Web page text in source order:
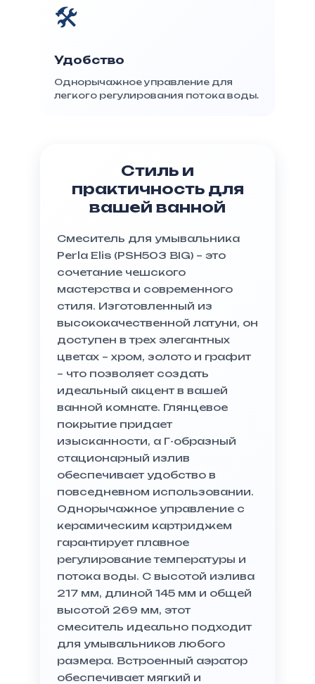
🛠️
Удобство
Однорычажное управление для
легкого регулирования потока воды.
Стиль и
практичность для
вашей ванной
Смеситель для умывальника
Perla Elis (PSH503 BIG) – это
сочетание чешского
мастерства и современного
стиля. Изготовленный из
высококачественной латуни, он
доступен в трех элегантных
цветах – хром, золото и графит
– что позволяет создать
идеальный акцент в вашей
ванной комнате. Глянцевое
покрытие придает
изысканности, а Г-образный
стационарный излив
обеспечивает удобство в
повседневном использовании.
Однорычажное управление с
керамическим картриджем
гарантирует плавное
регулирование температуры и
потока воды. С высотой излива
217 мм, длиной 145 мм и общей
высотой 269 мм, этот
смеситель идеально подходит
для умывальников любого
размера. Встроенный аэратор
обеспечивает мягкий и